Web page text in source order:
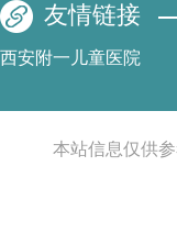
友情链接
西安附一儿童医院
本站信息仅供